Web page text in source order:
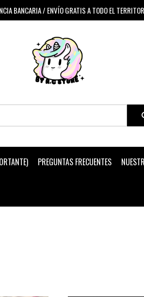
BANCARIA / ENVÍO GRATIS A TODO EL
PREGUNTAS FRECUENTES